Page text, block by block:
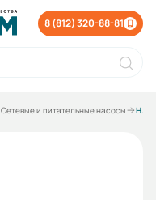
8 (812) 320-88-81
Сетевые и питательные насосы Насос ЦН 400-210 с муфтой под 400 кВт без электродвигателя без рамы